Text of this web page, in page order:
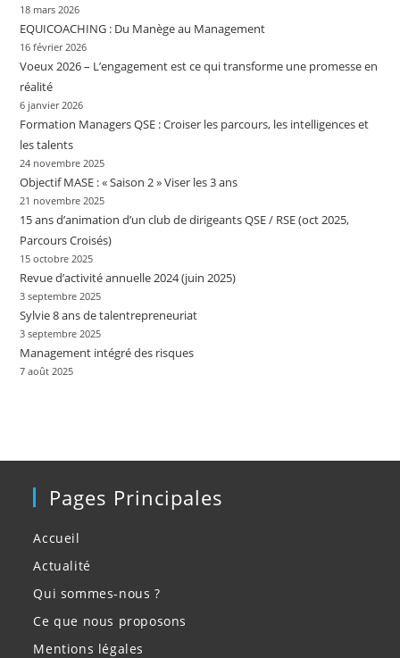
18 mars 2026
EQUICOACHING : Du Manège au Management
16 février 2026
Voeux 2026 – L’engagement est ce qui transforme une promesse en
réalité
6 janvier 2026
Formation Managers QSE : Croiser les parcours, les intelligences et
les talents
24 novembre 2025
Objectif MASE : « Saison 2 » Viser les 3 ans
21 novembre 2025
15 ans d’animation d’un club de dirigeants QSE / RSE (oct 2025,
Parcours Croisés)
15 octobre 2025
Revue d’activité annuelle 2024 (juin 2025)
3 septembre 2025
Sylvie 8 ans de talentrepreneuriat
3 septembre 2025
Management intégré des risques
7 août 2025
Pages Principales
Accueil
Actualité
Qui sommes-nous ?
Ce que nous proposons
Mentions légales